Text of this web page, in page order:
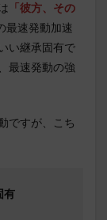
「彼方、その
最速発動加速
い継承固有で
最速発動の強
ですが、こち
有